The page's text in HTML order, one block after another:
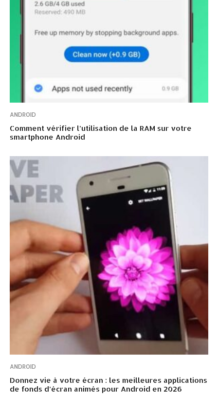
ANDROID
Comment vérifier l’utilisation de la RAM sur votre
smartphone Android
ANDROID
Donnez vie à votre écran : les meilleures applications
de fonds d’écran animés pour Android en 2026